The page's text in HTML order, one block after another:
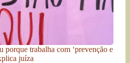
trabalha com ‘prevenção e
juíza